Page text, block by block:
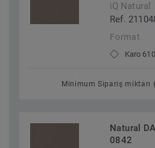
iQ Natural
Ref.
Format
Karo
Minimum Sipariş miktarı
Natural
0842